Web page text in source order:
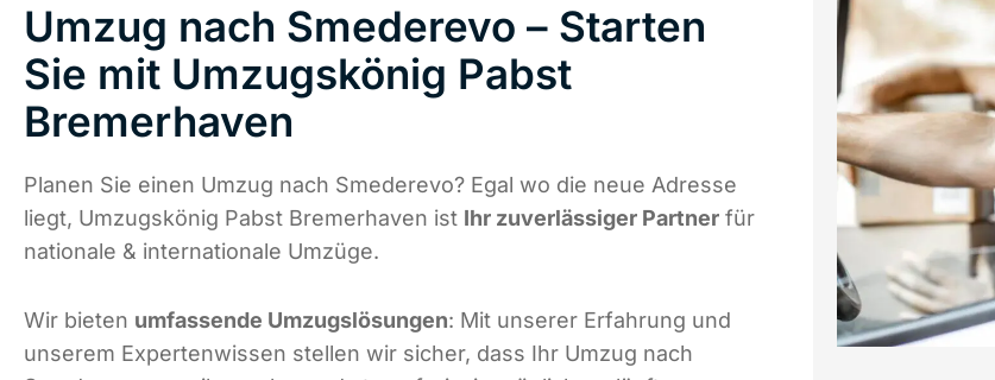
Umzug nach Smederevo – Starten
Sie mit Umzugskönig Pabst
Bremerhaven
Planen Sie einen Umzug nach Smederevo? Egal wo die neue Adresse
liegt, Umzugskönig Pabst Bremerhaven ist Ihr zuverlässiger Partner für
nationale & internationale Umzüge.
Wir bieten umfassende Umzugslösungen: Mit unserer Erfahrung und
unserem Expertenwissen stellen wir sicher, dass Ihr Umzug nach